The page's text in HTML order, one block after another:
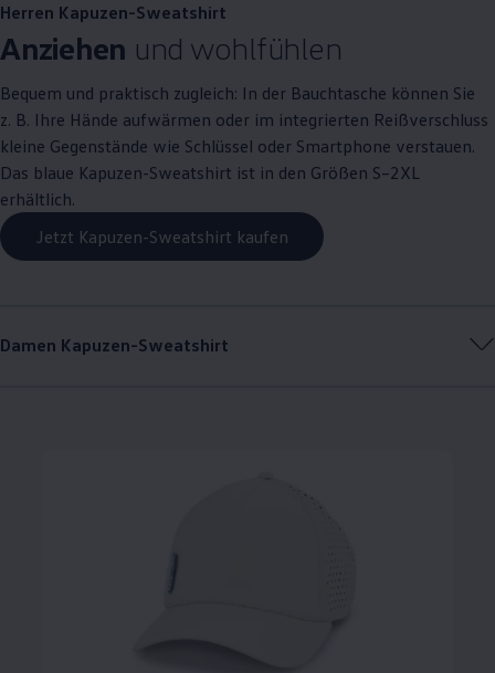
Herren Kapuzen-Sweatshirt
Anziehen und wohlfühlen
Bequem und praktisch zugleich: In der Bauchtasche können Sie
z. B. Ihre Hände aufwärmen oder im integrierten Reißverschluss
kleine Gegenstände wie Schlüssel oder Smartphone verstauen.
Das blaue Kapuzen-Sweatshirt ist in den Größen S–2XL
erhältlich.
Jetzt Kapuzen-Sweatshirt kaufen
Damen Kapuzen-Sweatshirt